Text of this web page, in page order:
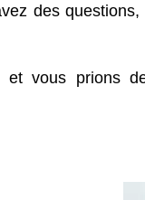
des
vous prions